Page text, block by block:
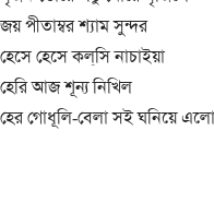
জয় পীতাম্বর শ্যাম সুন্দর
হেসে হেসে কল্‌সি নাচাইয়া
হেরি আজ শূন্য নিখিল
হের গোধূলি-বেলা সই ঘনিয়ে এলো